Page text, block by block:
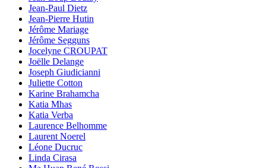
Jean-Paul Dietz
Jean-Pierre Hutin
Jérôme Mariage
Jérôme Segguns
Jocelyne CROUPAT
Joëlle Delange
Joseph Giudicianni
Juliette Cotton
Karine Brahamcha
Katia Mhas
Katia Verba
Laurence Belhomme
Laurent Noerel
Léone Ducruc
Linda Cirasa